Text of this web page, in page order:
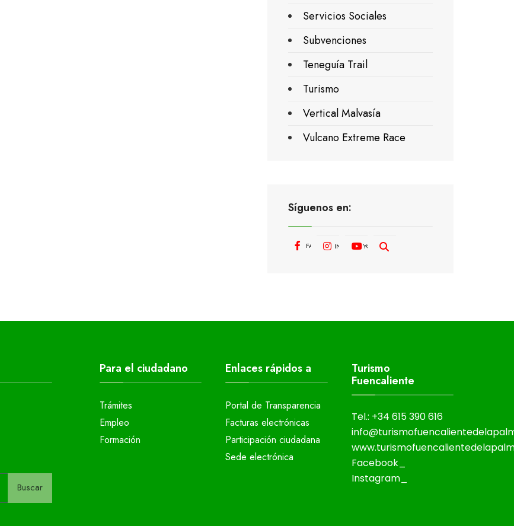
Servicios Sociales
Subvenciones
Teneguía Trail
Turismo
Vertical Malvasía
Vulcano Extreme Race
Síguenos en:
FACEBOOKINSTAGRAMYOUTUBE
Buscar
Para el ciudadano
Trámites
Empleo
Formación
Enlaces rápidos a
Portal de Transparencia
Facturas electrónicas
Participación ciudadana
Sede electrónica
Turismo
Fuencaliente
Tel.: +34 615 390 616
Facebook_
Instagram_